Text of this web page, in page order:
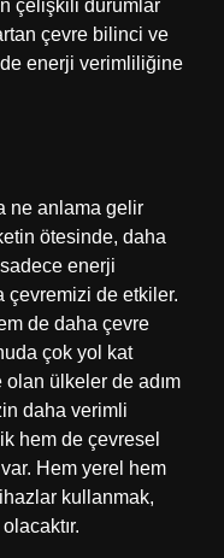
çelişkili durumlar
çevre bilinci ve
enerji verimliliğine
ne anlama gelir
ötesinde, daha
enerji
çevremizi de etkiler.
de daha çevre
çok yol kat
ülkeler de adım
daha verimli
hem de çevresel
Hem yerel hem
kullanmak,